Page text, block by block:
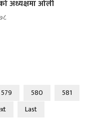
अध्यक्षमा ओली
579 580
581
Last